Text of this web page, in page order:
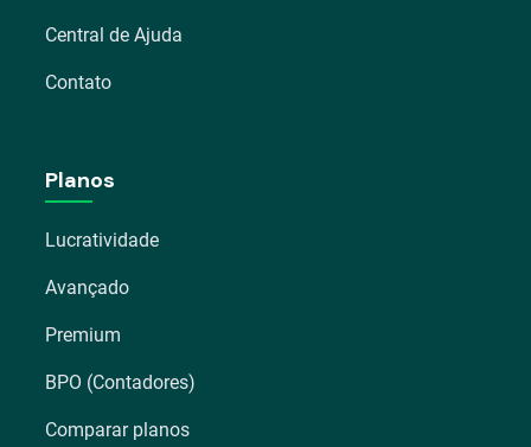
Central de Ajuda
Contato
Planos
Lucratividade
Avançado
Premium
BPO (Contadores)
Comparar planos